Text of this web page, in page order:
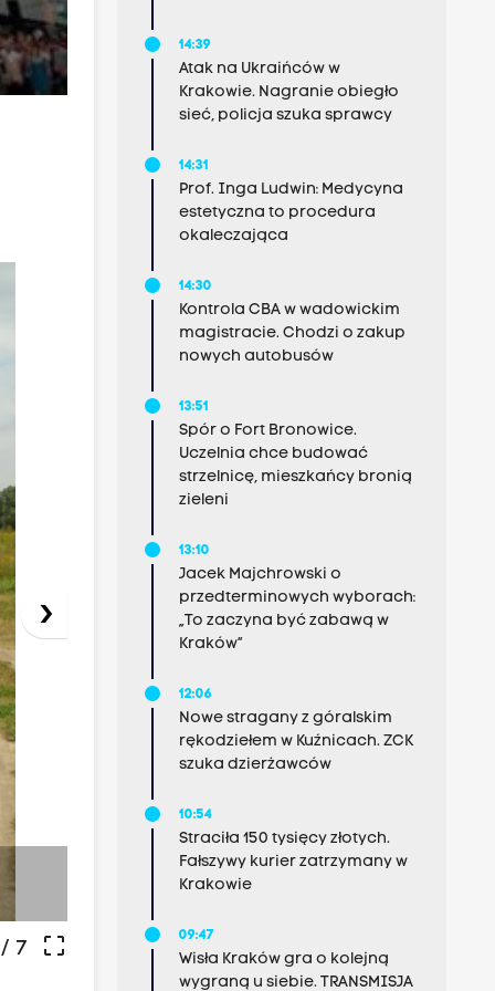
›
crop_free
7
14:39
Atak na Ukraińców w
Krakowie. Nagranie obiegło
sieć, policja szuka sprawcy
14:31
Prof. Inga Ludwin: Medycyna
estetyczna to procedura
okaleczająca
14:30
Kontrola CBA w wadowickim
magistracie. Chodzi o zakup
nowych autobusów
13:51
Spór o Fort Bronowice.
Uczelnia chce budować
strzelnicę, mieszkańcy bronią
zieleni
13:10
Jacek Majchrowski o
przedterminowych wyborach:
„To zaczyna być zabawą w
Kraków”
12:06
Nowe stragany z góralskim
rękodziełem w Kuźnicach. ZCK
szuka dzierżawców
10:54
Straciła 150 tysięcy złotych.
Fałszywy kurier zatrzymany w
Krakowie
09:47
Wisła Kraków gra o kolejną
wygraną u siebie. TRANSMISJA